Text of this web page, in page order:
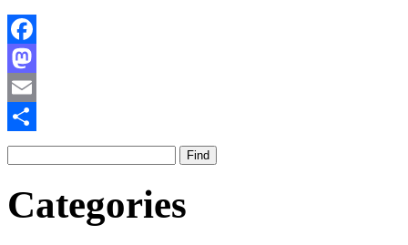
Facebook
Mastodon
Email
Comparteix
Categories